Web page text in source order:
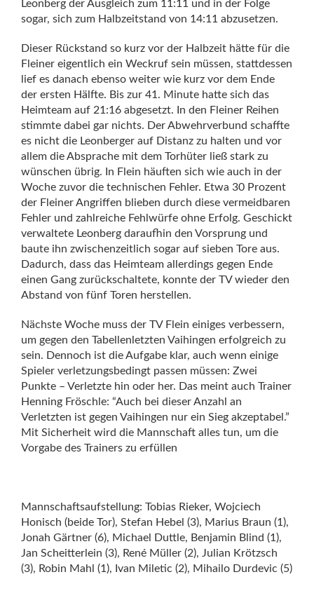
Leonberg der Ausgleich zum 11:11 und in der Folge
sogar, sich zum Halbzeitstand von 14:11 abzusetzen.
Dieser Rückstand so kurz vor der Halbzeit hätte für die
Fleiner eigentlich ein Weckruf sein müssen, stattdessen
lief es danach ebenso weiter wie kurz vor dem Ende
der ersten Hälfte. Bis zur 41. Minute hatte sich das
Heimteam auf 21:16 abgesetzt. In den Fleiner Reihen
stimmte dabei gar nichts. Der Abwehrverbund schaffte
es nicht die Leonberger auf Distanz zu halten und vor
allem die Absprache mit dem Torhüter ließ stark zu
wünschen übrig. In Flein häuften sich wie auch in der
Woche zuvor die technischen Fehler. Etwa 30 Prozent
der Fleiner Angriffen blieben durch diese vermeidbaren
Fehler und zahlreiche Fehlwürfe ohne Erfolg. Geschickt
verwaltete Leonberg daraufhin den Vorsprung und
baute ihn zwischenzeitlich sogar auf sieben Tore aus.
Dadurch, dass das Heimteam allerdings gegen Ende
einen Gang zurückschaltete, konnte der TV wieder den
Abstand von fünf Toren herstellen.
Nächste Woche muss der TV Flein einiges verbessern,
um gegen den Tabellenletzten Vaihingen erfolgreich zu
sein. Dennoch ist die Aufgabe klar, auch wenn einige
Spieler verletzungsbedingt passen müssen: Zwei
Punkte – Verletzte hin oder her. Das meint auch Trainer
Henning Fröschle: “Auch bei dieser Anzahl an
Verletzten ist gegen Vaihingen nur ein Sieg akzeptabel.”
Mit Sicherheit wird die Mannschaft alles tun, um die
Vorgabe des Trainers zu erfüllen
Mannschaftsaufstellung: Tobias Rieker, Wojciech
Honisch (beide Tor), Stefan Hebel (3), Marius Braun (1),
Jonah Gärtner (6), Michael Duttle, Benjamin Blind (1),
Jan Scheitterlein (3), René Müller (2), Julian Krötzsch
(3), Robin Mahl (1), Ivan Miletic (2), Mihailo Durdevic (5)